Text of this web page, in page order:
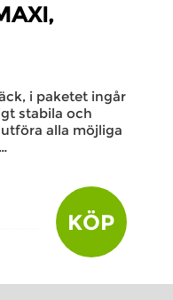
i paketet ingår
stabila och
alla möjliga
KÖP